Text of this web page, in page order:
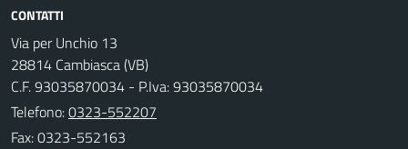
CONTATTI
Via per Unchio 13
28814 Cambiasca (VB)
C.F. 93035870034 - P.Iva: 93035870034
Telefono:0323-552207
Fax: 0323-552163